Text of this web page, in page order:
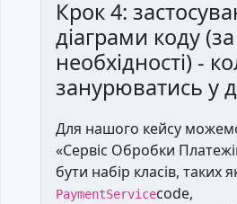
Крок 4:
діаграми коду (за
необхідності) -
занурюватись у
Для нашого кейсу
«Сервіс Обробки
бути набір класів, таких
PaymentServicecode,